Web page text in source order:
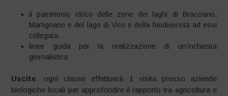
il patrimonio idrico delle zone dei laghi di Bracciano,
Martignano e del lago di Vico e della biodiversità ad essi
collegata.
linee guida per la realizzazione di un’inchiesta
giornalistica
Uscite: ogni classe effettuerà 1 visita presso aziende
biologiche locali per approfondire il rapporto tra agricoltura e